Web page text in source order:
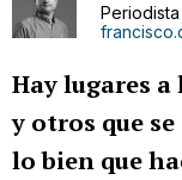
Hay lugares
y otros que
lo bien que